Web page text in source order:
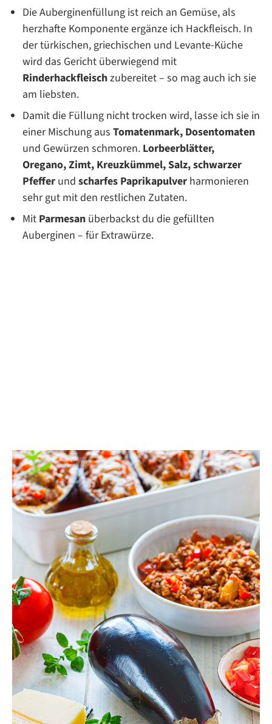
Die Auberginenfüllung ist reich an Gemüse, als
herzhafte Komponente ergänze ich Hackfleisch. In
der türkischen, griechischen und Levante-Küche
wird das Gericht überwiegend mit
Rinderhackfleischzubereitet – so mag auch ich sie
am liebsten.
Damit die Füllung nicht trocken wird, lasse ich sie in
einer Mischung aus Tomatenmark, Dosentomaten
und Gewürzen schmoren. Lorbeerblätter,
Oregano, Zimt, Kreuzkümmel, Salz, schwarzer
Pfeffer und scharfes Paprikapulver harmonieren
sehr gut mit den restlichen Zutaten.
Mit Parmesan überbackst du die gefüllten
Auberginen – für Extrawürze.